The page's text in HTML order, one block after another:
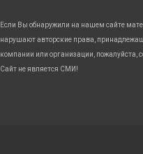
Если Вы обнаружили на нашем сайте
нарушают авторские права,
компании или организации, пожалуйста,
Сайт не является СМИ!